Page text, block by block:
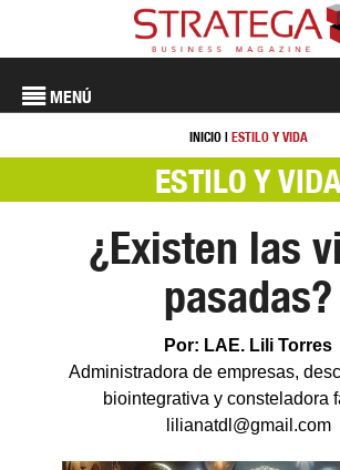
MENÚ
INICIO| ESTILO Y VIDA
ESTILO Y
¿Existen las
pasadas?
Por: LAE. Lili Torres
Administradora de empresas,
biointegrativa y consteladora
lilianatdl@gmail.com